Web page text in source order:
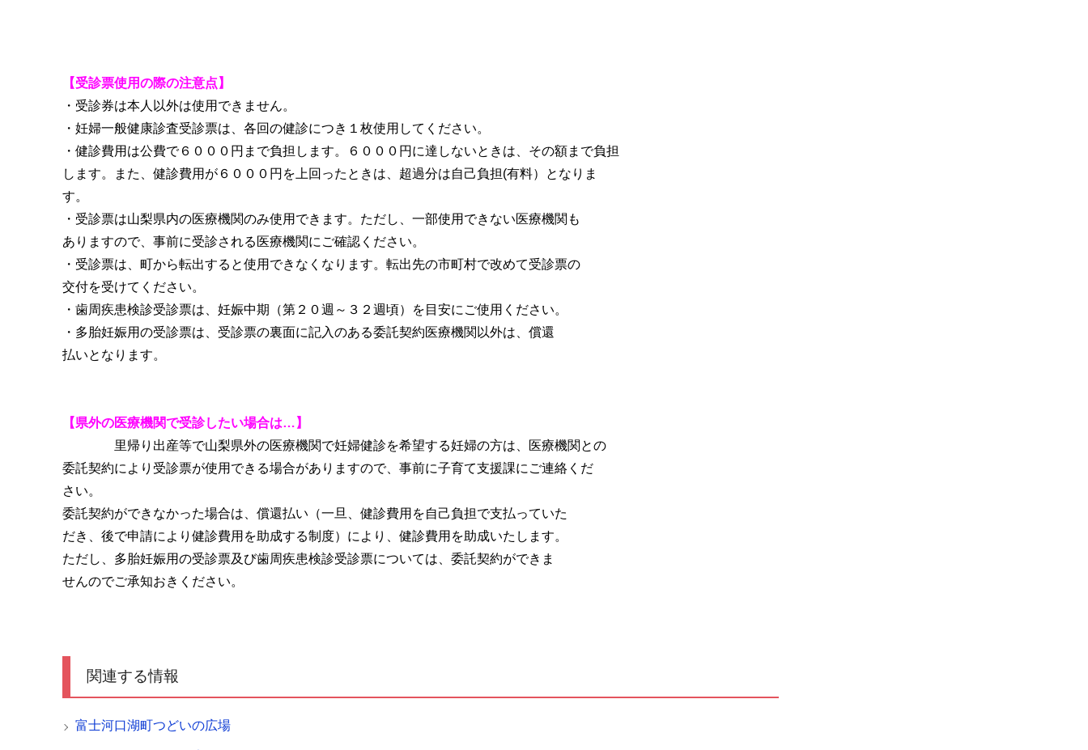
【受診票使用の際の注意点】
・受診券は本人以外は使用できません。
・妊婦一般健康診査受診票は、各回の健診につき１枚使用してください。
・健診費用は公費で６０００円まで負担します。６０００円に達しないときは、その額まで負担
します。また、健診費用が６０００円を上回ったときは、超過分は自己負担(有料）となりま
す。
・受診票は山梨県内の医療機関のみ使用できます。ただし、一部使用できない医療機関も
ありますので、事前に受診される医療機関にご確認ください。
・受診票は、町から転出すると使用できなくなります。転出先の市町村で改めて受診票の
交付を受けてください。
・歯周疾患検診受診票は、妊娠中期（第２０週～３２週頃）を目安にご使用ください。
・多胎妊娠用の受診票は、受診票の裏面に記入のある委託契約医療機関以外は、償還
払いとなります。
【県外の医療機関で受診したい場合は…】
里帰り出産等で山梨県外の医療機関で妊婦健診を希望する妊婦の方は、医療機関との
委託契約により受診票が使用できる場合がありますので、事前に子育て支援課にご連絡くだ
さい。
委託契約ができなかった場合は、償還払い（一旦、健診費用を自己負担で支払っていた
だき、後で申請により健診費用を助成する制度）により、健診費用を助成いたします。
ただし、多胎妊娠用の受診票及び歯周疾患検診受診票については、委託契約ができま
せんのでご承知おきください。
関連する情報
富士河口湖町つどいの広場